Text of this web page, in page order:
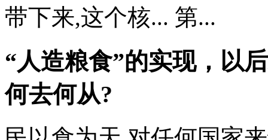
带下来,这个核... 第...
“人造粮食”的实现，以
何去何从?